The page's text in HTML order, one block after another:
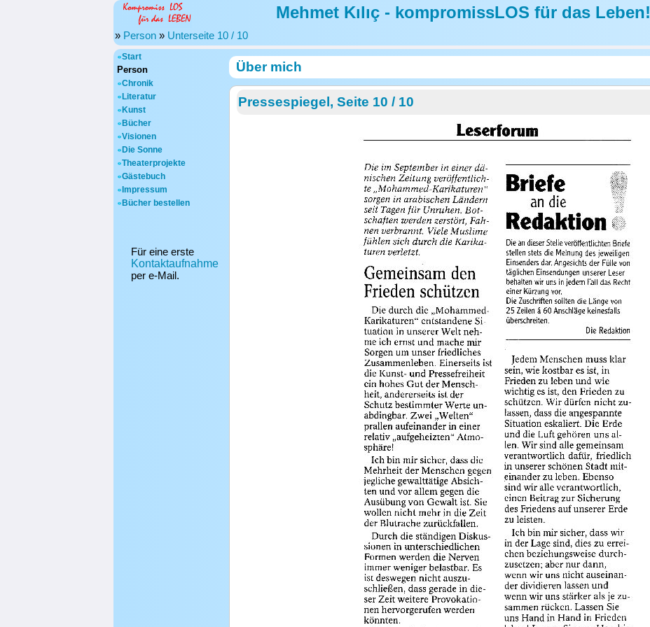
Mehmet Kılıç - kompromissLOS für das Leben!
» Person » Unterseite 10 / 10
Start
Person
Chronik
Literatur
Kunst
Bücher
Visionen
Die Sonne
Theaterprojekte
Gästebuch
Impressum
Bücher bestellen
Für eine erste
Kontaktaufnahme
per e-Mail.
Über mich
Pressespiegel, Seite 10 / 10